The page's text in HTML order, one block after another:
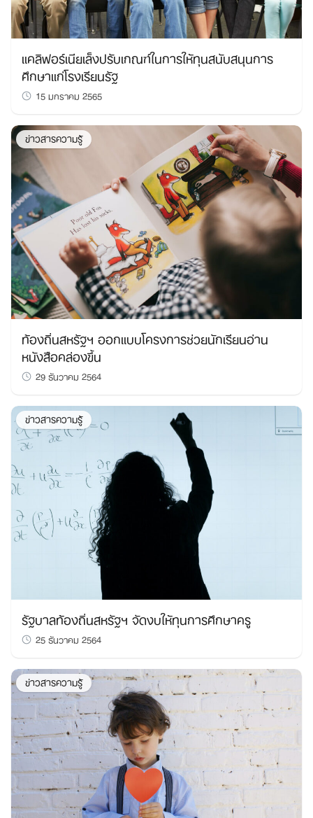
for:
แคลิฟอร์เนียเล็งปรับเกณฑ์ในการให้ทุนสนับสนุนการ
ศึกษาแก่โรงเรียนรัฐ
15 มกราคม 2565
ข่าวสารความรู้
ท้องถิ่นสหรัฐฯ ออกแบบโครงการช่วยนักเรียนอ่าน
หนังสือคล่องขึ้น
29 ธันวาคม 2564
ข่าวสารความรู้
รัฐบาลท้องถิ่นสหรัฐฯ จัดงบให้ทุนการศึกษาครู
25 ธันวาคม 2564
ข่าวสารความรู้